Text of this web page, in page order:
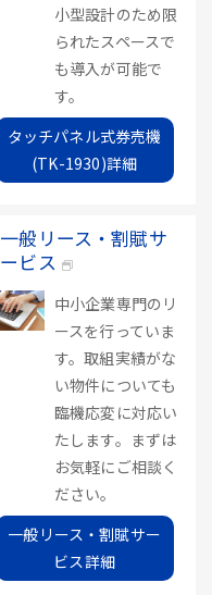
小型設計のため限
られたスペースで
も導入が可能で
す。
タッチパネル式券売機
(TK-1930)詳細
一般リース・割賦サ
ービス
中小企業専門のリ
ースを行っていま
す。取組実績がな
い物件についても
臨機応変に対応い
たします。まずは
お気軽にご相談く
ださい。
一般リース・割賦サー
ビス詳細